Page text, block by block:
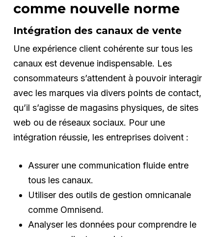
comme nouvelle norme
Intégration des canaux de vente
Une expérience client cohérente sur tous les
canaux est devenue indispensable. Les
consommateurs s’attendent à pouvoir interagir
avec les marques via divers points de contact,
qu’il s’agisse de magasins physiques, de sites
web ou de réseaux sociaux. Pour une
intégration réussie, les entreprises doivent :
Assurer une communication fluide entre
tous les canaux.
Utiliser des outils de gestion omnicanale
comme Omnisend.
Analyser les données pour comprendre le